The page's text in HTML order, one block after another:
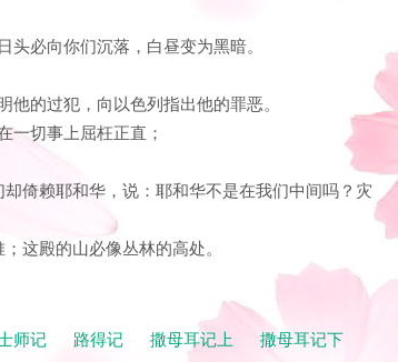
必向你们沉落，白昼变为黑暗。
的过犯，向以色列指出他的罪恶。
一切事上屈枉正直；
倚赖耶和华，说：耶和华不是在我们中间吗？灾
这殿的山必像丛林的高处。
师记 路得记 撒母耳记上
撒母耳记下